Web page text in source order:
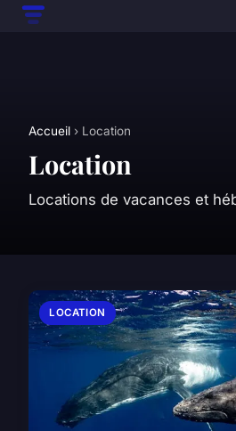
Accueil › Location
Location
Locations de vacances et
LOCATION